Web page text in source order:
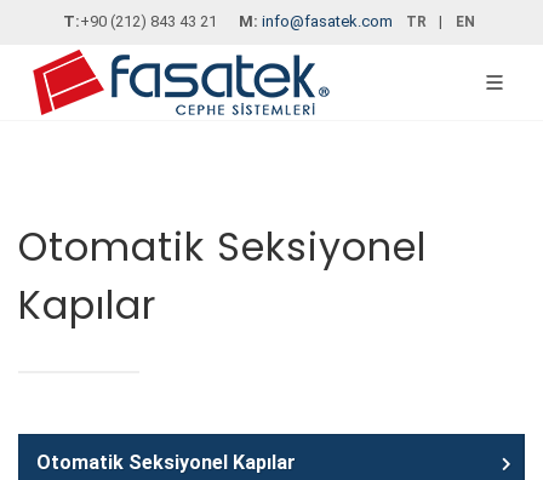
T:+90 (212) 843 43 21 M: info@fasatek.com TR | EN
Otomatik Seksiyonel
Kapılar
Otomatik Seksiyonel Kapılar